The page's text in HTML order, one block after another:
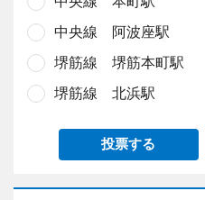
中央線 阿波座駅
堺筋線 堺筋本町駅
堺筋線 北浜駅
投票する